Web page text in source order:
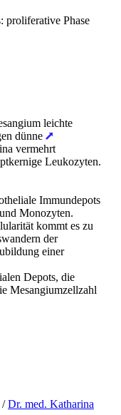
proliferative Phase
leichte
dünne
vermehrt
Leukozyten.
Immundepots
Monozyten.
kommt es zu
der
einer
Depots, die
Mesangiumzellzahl
/Dr. med. Katharina